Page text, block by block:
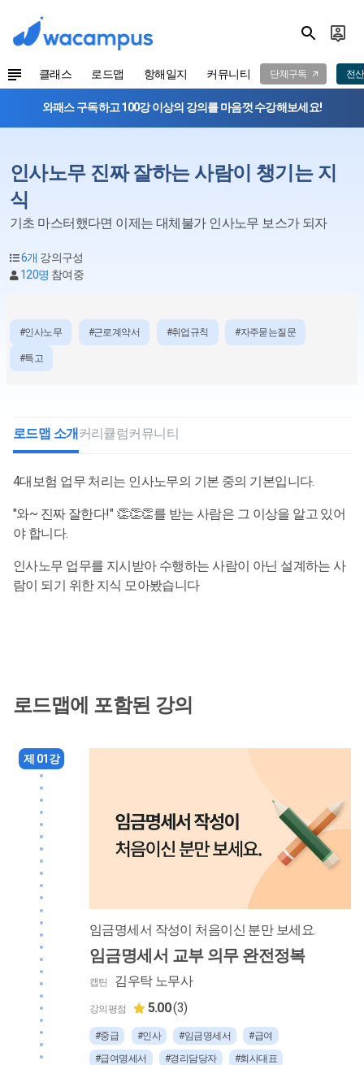
클래스 로드맵 항해일지 커뮤니티 단체구독 전
와패스 구독하고 100강 이상의 강의를 마음껏 수강해보세요!
인사노무 진짜 잘하는 사람이 챙기는 지
식
기초 마스터했다면 이제는 대체불가 인사노무 보스가 되자
6개 강의구성
120명 참여중
#인사노무 #근로계약서 #취업규칙 #자주묻는질문
#특고
로드맵 소개 커리큘럼커뮤니티
4대보험 업무 처리는 인사노무의 기본 중의 기본입니다.
"와~ 진짜 잘한다!" 👏👏👏를 받는 사람은 그 이상을 알고 있어
야 합니다.
인사노무 업무를 지시받아 수행하는 사람이 아닌 설계하는 사
람이 되기 위한 지식 모아봤습니다
로드맵에 포함된 강의
제 01강
임금명세서 작성이 처음이신 분만 보세요.
임금명세서 교부 의무 완전정복
캡틴 김우탁 노무사
강의평점 5.00(3)
#중급 #인사 #임금명세서
#급여
#급여명세서
#경리담당자 #회사대표